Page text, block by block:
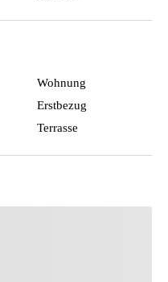
Wohnung
Erstbezug
Terrasse